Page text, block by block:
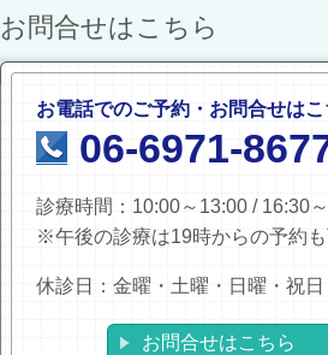
お問合せはこちら
お電話でのご予約・お問合せはこ
06-6971-
診療時間：10:00～13:00 / 16:30
※午後の診療は19時からの予約も
休診日：金曜・土曜・日曜・祝日
お問合せはこちら